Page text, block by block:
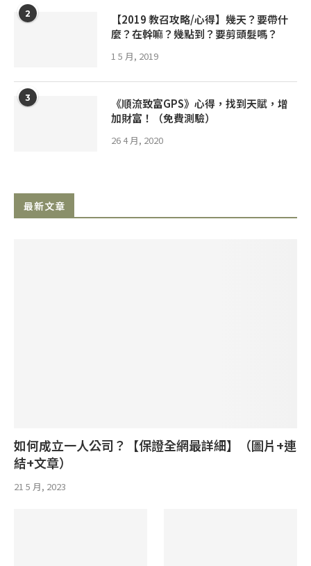
2
【2019 教召攻略/心得】幾天？要帶什
麼？在幹嘛？幾點到？要剪頭髮嗎？
1 5 月, 2019
3
《順流致富GPS》心得，找到天賦，增
加財富！（免費測驗）
26 4 月, 2020
最新文章
如何成立一人公司？【保證全網最詳細】（圖片+連
結+文章）
21 5 月, 2023